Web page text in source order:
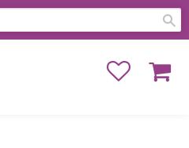
Favoriter